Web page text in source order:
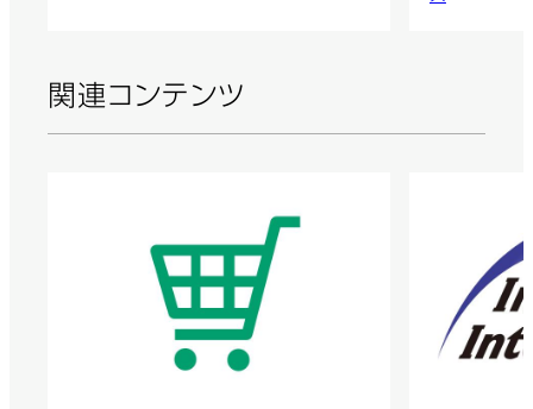
関連コンテンツ